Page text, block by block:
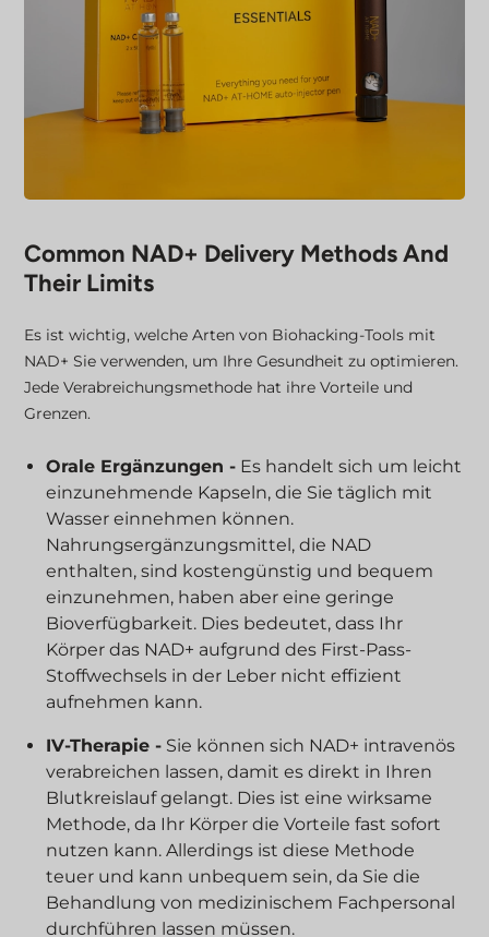
Common NAD+ Delivery Methods And
Their Limits
Es ist wichtig, welche Arten von Biohacking-Tools mit
NAD+ Sie verwenden, um Ihre Gesundheit zu optimieren.
Jede Verabreichungsmethode hat ihre Vorteile und
Grenzen.
Orale Ergänzungen - Es handelt sich um leicht
einzunehmende Kapseln, die Sie täglich mit
Wasser einnehmen können.
Nahrungsergänzungsmittel, die NAD
enthalten, sind kostengünstig und bequem
einzunehmen, haben aber eine geringe
Bioverfügbarkeit. Dies bedeutet, dass Ihr
Körper das NAD+ aufgrund des First-Pass-
Stoffwechsels in der Leber nicht effizient
aufnehmen kann.
IV-Therapie - Sie können sich NAD+ intravenös
verabreichen lassen, damit es direkt in Ihren
Blutkreislauf gelangt. Dies ist eine wirksame
Methode, da Ihr Körper die Vorteile fast sofort
nutzen kann. Allerdings ist diese Methode
teuer und kann unbequem sein, da Sie die
Behandlung von medizinischem Fachpersonal
durchführen lassen müssen.